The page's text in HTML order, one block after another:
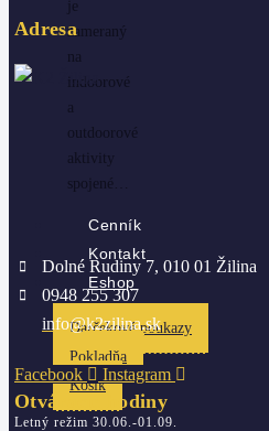
je
zameraný
na
indoorové
a
outdoorové
aktivity
spojené…
Cenník
Kontakt
Eshop
Darčekové poukazy
Pokladňa
Košík
Adresa
Dolné Rudiny 7, 010 01 Žilina
0948 255 307
info@k2zilina.sk
Facebook Instagram
Otváracie hodiny
Letný režim 30.06.-01.09.